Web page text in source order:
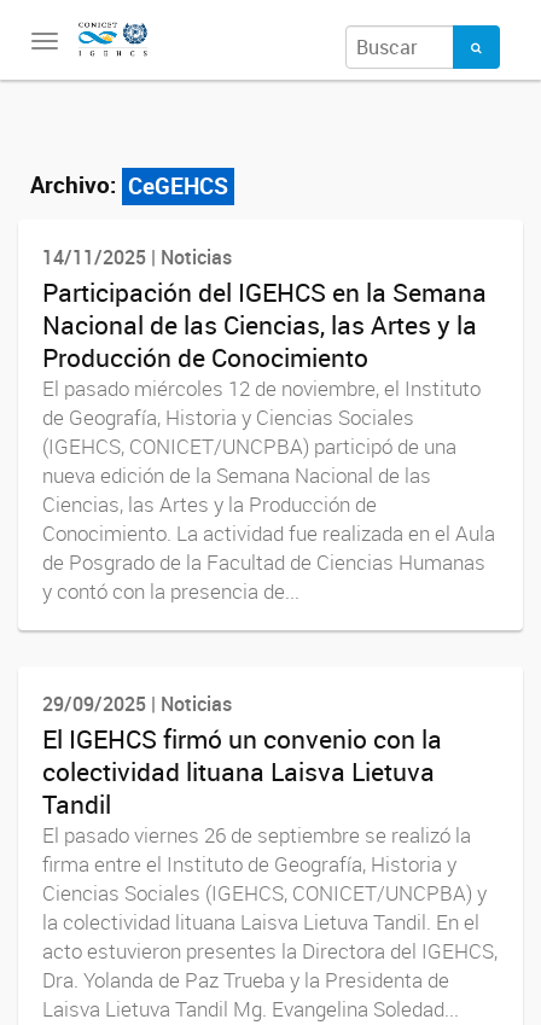
Toggle
Archivo: CeGEHCS
14/11/2025 | Noticias
Participación del IGEHCS en la Semana
Nacional de las Ciencias, las Artes y la
Producción de Conocimiento
El pasado miércoles 12 de noviembre, el Instituto
de Geografía, Historia y Ciencias Sociales
(IGEHCS, CONICET/UNCPBA) participó de una
nueva edición de la Semana Nacional de las
Ciencias, las Artes y la Producción de
Conocimiento. La actividad fue realizada en el Aula
de Posgrado de la Facultad de Ciencias Humanas
y contó con la presencia de...
29/09/2025 | Noticias
El IGEHCS firmó un convenio con la
colectividad lituana Laisva Lietuva
Tandil
El pasado viernes 26 de septiembre se realizó la
firma entre el Instituto de Geografía, Historia y
Ciencias Sociales (IGEHCS, CONICET/UNCPBA) y
la colectividad lituana Laisva Lietuva Tandil. En el
acto estuvieron presentes la Directora del IGEHCS,
Dra. Yolanda de Paz Trueba y la Presidenta de
Laisva Lietuva Tandil Mg. Evangelina Soledad...